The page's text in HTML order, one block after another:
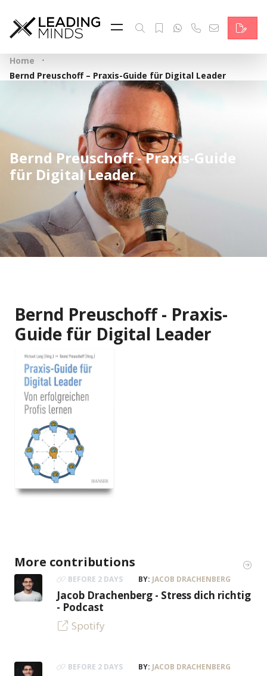
Feed
Reading Minds
Topics
Services
Who we are
Contact
Deutsch
Home ·
Bernd Preuschoff – Praxis-Guide für Digital Leader
Bernd Preuschoff - Praxis-Guide
für Digital Leader
Bernd Preuschoff - Praxis-
Guide für Digital Leader
More contributions
BEFORE 2 DAYS BY: JACOB DRACHENBERG
Jacob Drachenberg - Stress dich richtig
- Podcast
Spotify
BEFORE 2 DAYS BY: JACOB DRACHENBERG